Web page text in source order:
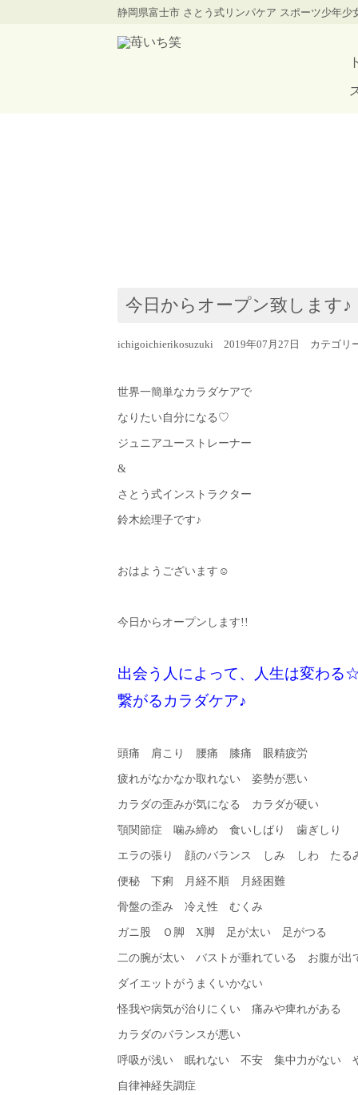
静岡県富士市 さとう式リンパケア スポーツ少年少
今日からオープン致します♪
ichigoichierikosuzuki 2019年07月27日 カテゴリ
世界一簡単なカラダケアで
なりたい自分になる♡
ジュニアユーストレーナー
&
さとう式インストラクター
鈴木絵理子です♪
おはようございます☺︎
今日からオープンします!!
出会う人によって、人生は変わる
繋がるカラダケア♪
頭痛 肩こり 腰痛 膝痛 眼精疲労
疲れがなかなか取れない 姿勢が悪い
カラダの歪みが気になる カラダが硬い
顎関節症 噛み締め 食いしばり 歯ぎしり
エラの張り 顔のバランス しみ しわ たる
便秘 下痢 月経不順 月経困難
骨盤の歪み 冷え性 むくみ
ガニ股 Ｏ脚 X脚 足が太い 足がつる
二の腕が太い バストが垂れている お腹が出
ダイエットがうまくいかない
怪我や病気が治りにくい 痛みや痺れがある
カラダのバランスが悪い
呼吸が浅い 眠れない 不安 集中力がない
自律神経失調症